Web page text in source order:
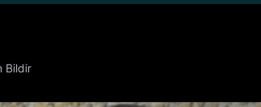
Bildir